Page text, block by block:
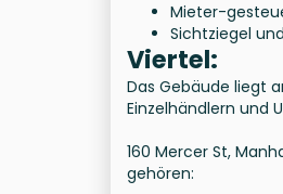
Mieter-
Sichtziegel
Viertel:
Das Gebäude liegt
Einzelhändlern und
160 Mercer St,
gehören: